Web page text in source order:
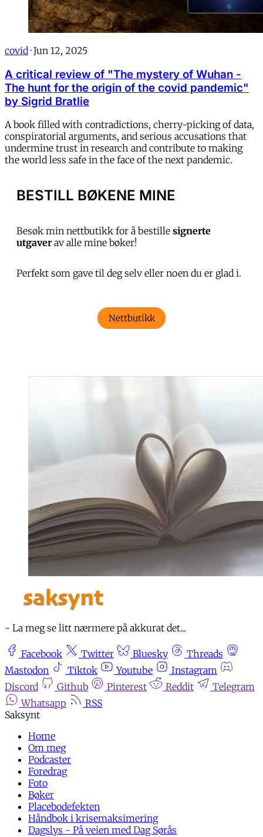
covid · Jun 12, 2025
A critical review of "The mystery of Wuhan -
The hunt for the origin of the covid pandemic"
by Sigrid Bratlie
A book filled with contradictions, cherry-picking of data,
conspiratorial arguments, and serious accusations that
undermine trust in research and contribute to making
the world less safe in the face of the next pandemic.
BESTILL BØKENE MINE
Besøk min nettbutikk for å bestille signerte
utgaverav alle mine bøker!
Perfekt som gave til deg selv eller noen du er glad i.
Nettbutikk
- La meg se litt nærmere på akkurat det...
Facebook Twitter Bluesky
Threads
Mastodon
Tiktok Youtube
Instagram
Discord
Github Pinterest Reddit
Telegram
Whatsapp
RSS
Home
Om meg
Podcaster
Foredrag
Foto
Bøker
Placebodefekten
Håndbok i krisemaksimering
Dagslys - På veien med Dag Sørås